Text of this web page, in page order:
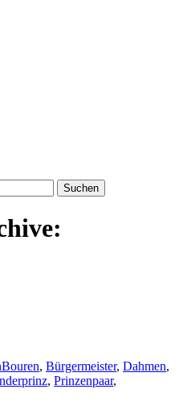
Dülken
Bouren, Bürgermeister, Dahmen,
, Prinzenpaar,